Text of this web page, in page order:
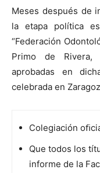
Meses después de
la etapa política
“Federación
Primo de Rivera,
aprobadas en
celebrada en
Colegiación
Que todos los
informe de la